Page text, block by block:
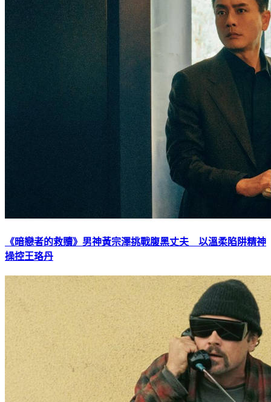
《暗戀者的救贖》男神黃宗澤挑戰腹黑丈夫 以溫柔陷阱精神
操控王珞丹